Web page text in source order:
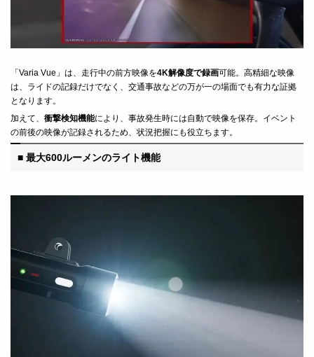
「Varia Vue」は、走行中の前方映像を4K解像度で録画可能。高精細な映像
は、ライドの記録だけでなく、交通事故などの万が一の場面でも有力な証拠
となります。
加えて、 衝撃検知機能により、事故発生時には自動で映像を保存。イベント
の前後の映像が記録されるため、状況把握にも役立ちます。
■ 最大600ルーメンのライト機能